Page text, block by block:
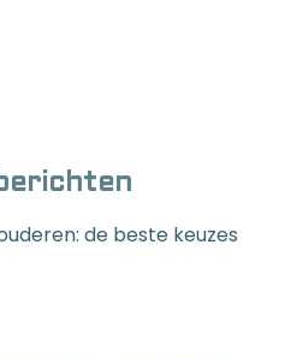
de beste keuzes